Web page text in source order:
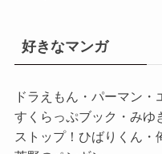
好きなマンガ
ドラえもん・パーマン
すくらっぷブック・みゆ
ストップ！ひばりくん・